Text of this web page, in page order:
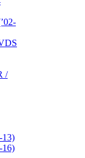
/
13)
16)